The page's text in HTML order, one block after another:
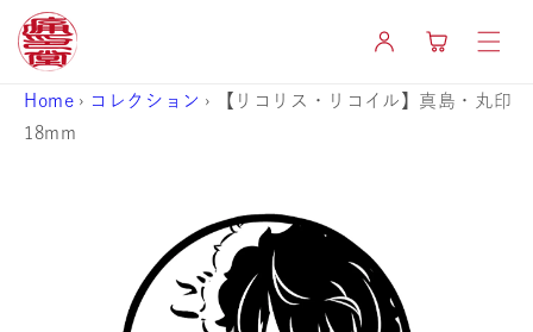
ンツに
進む
イ
ー
Home › コレクション ›
【リコリス・リコイル】真島・丸印
18mm